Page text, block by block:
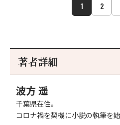
1 2
著者詳細
波方 遥
千葉県在住。
コロナ禍を契機に小説の執筆を始